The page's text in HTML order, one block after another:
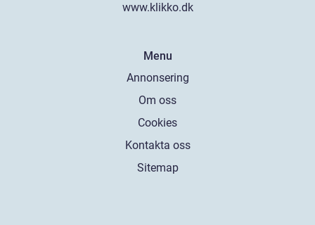
www.klikko.dk
Menu
Annonsering
Om oss
Cookies
Kontakta oss
Sitemap